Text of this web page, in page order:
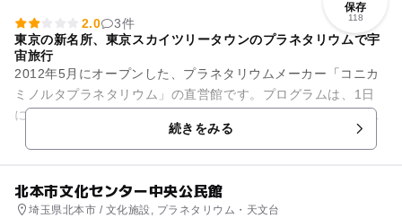
保存
118
2.0
3件
東京の新名所、東京スカイツリータウンのプラネタリウムで宇
宙旅行
2012年5月にオープンした、プラネタリウムメーカー「コニカ
ミノルタプラネタリウム」の直営館です。プログラムは、1日
に複数の作品をローテーションで上映し、テーマや目的によっ
て好みの作品を選ぶこと...続きをみる
北本市文化センター中央公民館
埼玉県北本市 / 文化施設, プラネタリウム・天文台